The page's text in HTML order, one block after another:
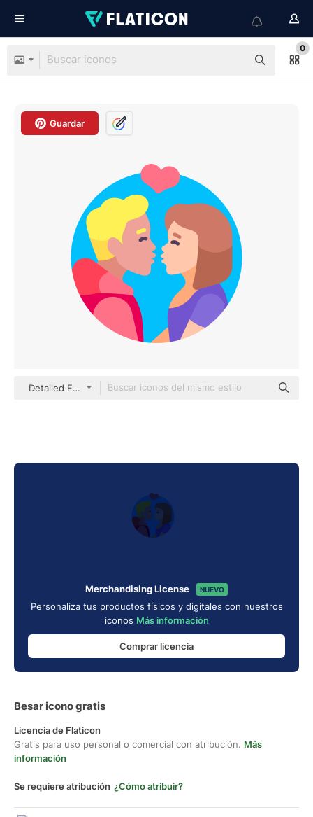
0
Guardar
Detailed Flat Circular Flat
Merchandising License NUEVO
Personaliza tus productos físicos y digitales con nuestros
iconos Más información
Comprar licencia
Besar icono gratis
Licencia de Flaticon
Gratis para uso personal o comercial con atribución. Más
información
Se requiere atribución ¿Cómo atribuir?